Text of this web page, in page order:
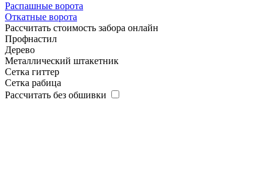
Распашные ворота
Откатные ворота
Рассчитать стоимость забора онлайн
Профнастил
Дерево
Металлический штакетник
Сетка гиттер
Сетка рабица
Рассчитать без обшивки